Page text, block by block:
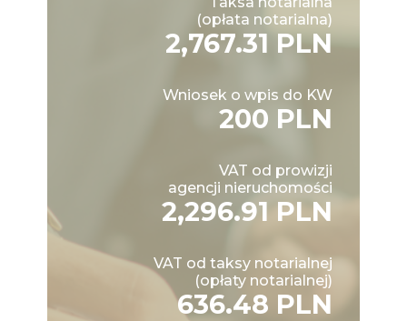
(opłata notarialna)
2,767.31 PLN
Wniosek o wpis do KW
200 PLN
VAT od prowizji
agencji nieruchomości
2,296.91 PLN
VAT od taksy notarialnej
(opłaty notarialnej)
636.48 PLN